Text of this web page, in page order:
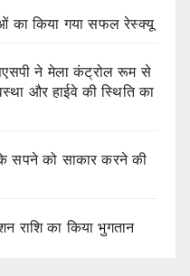
का किया गया सफल रेस्क्यू
ने मेला कंट्रोल रूम से
और हाईवे की स्थिति का
के सपने को साकार करने की
राशि का किया भुगतान